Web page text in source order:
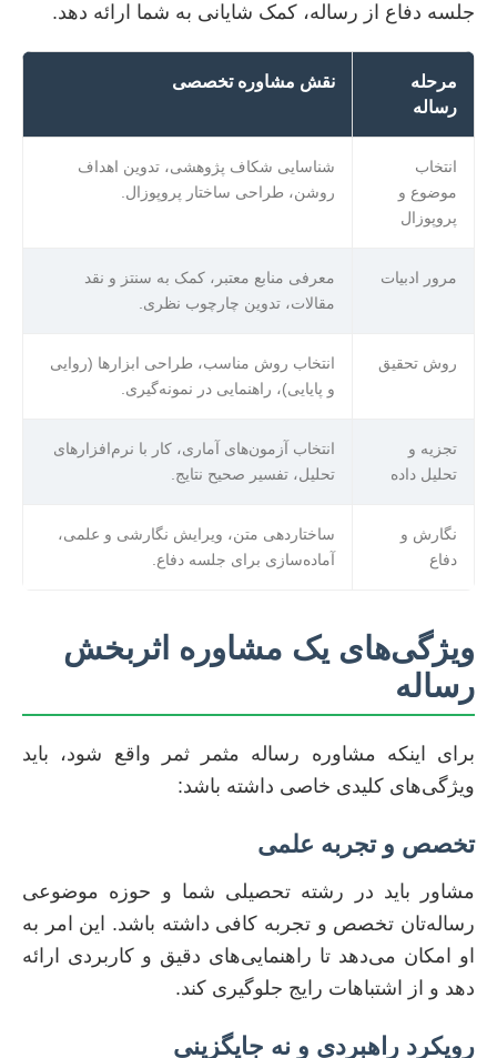
جلسه دفاع از رساله، کمک شایانی به شما ارائه دهد.
مرحله
رساله
نقش مشاوره تخصصی
انتخاب
موضوع و
پروپوزال
شناسایی شکاف پژوهشی، تدوین اهداف
روشن، طراحی ساختار پروپوزال.
مرور ادبیات
معرفی منابع معتبر، کمک به سنتز و نقد
مقالات، تدوین چارچوب نظری.
روش تحقیق
انتخاب روش مناسب، طراحی ابزارها (روایی
و پایایی)، راهنمایی در نمونه‌گیری.
تجزیه و
تحلیل داده
انتخاب آزمون‌های آماری، کار با نرم‌افزارهای
تحلیل، تفسیر صحیح نتایج.
نگارش و
دفاع
ساختاردهی متن، ویرایش نگارشی و علمی،
آماده‌سازی برای جلسه دفاع.
ویژگی‌های یک مشاوره اثربخش
رساله
برای اینکه مشاوره رساله مثمر ثمر واقع شود، باید
ویژگی‌های کلیدی خاصی داشته باشد:
تخصص و تجربه علمی
مشاور باید در رشته تحصیلی شما و حوزه موضوعی
رساله‌تان تخصص و تجربه کافی داشته باشد. این امر به
او امکان می‌دهد تا راهنمایی‌های دقیق و کاربردی ارائه
دهد و از اشتباهات رایج جلوگیری کند.
رویکرد راهبردی و نه جایگزینی